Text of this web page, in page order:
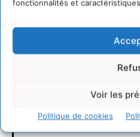
fonctionnalités et
Voir les
Politique de cookies
David
https://
Journaliste de solutions